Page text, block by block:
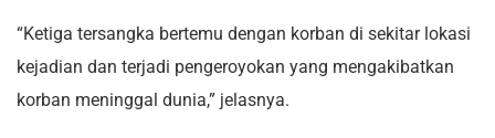
“Ketiga tersangka bertemu dengan korban di sekitar lokasi
kejadian dan terjadi pengeroyokan yang mengakibatkan
korban meninggal dunia,” jelasnya.